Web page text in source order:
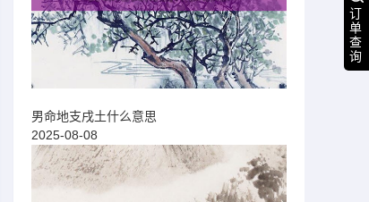
订
单
查
询
男命地支戌土什么意思
2025-08-08